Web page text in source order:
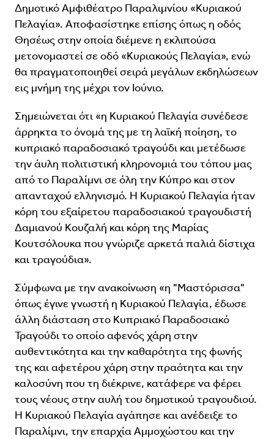
Δημοτικό Αμφιθέατρο Παραλιμνίου «Κυριακού
Πελαγία». Αποφασίστηκε επίσης όπως η οδός
Θησέως στην οποία διέμενε η εκλιπούσα
μετονομαστεί σε οδό «Κυριακούς Πελαγία», ενώ
θα πραγματοποιηθεί σειρά μεγάλων εκδηλώσεων
εις μνήμη της μέχρι τον Ιούνιο.
Σημειώνεται ότι «η Κυριακού Πελαγία συνέδεσε
άρρηκτα το όνομά της με τη λαϊκή ποίηση, το
κυπριακό παραδοσιακό τραγούδι και μετέδωσε
την άυλη πολιτιστική κληρονομιά του τόπου μας
από το Παραλίμνι σε όλη την Κύπρο και στον
απανταχού ελληνισμό. Η Κυριακού Πελαγία ήταν
κόρη του εξαίρετου παραδοσιακού τραγουδιστή
Δαμιανού Κουζαλή και κόρη της Μαρίας
Κουτσόλουκα που γνώριζε αρκετά παλιά δίστιχα
και τραγούδια».
Σύμφωνα με την ανακοίνωση «η "Μαστόρισσα"
όπως έγινε γνωστή η Κυριακού Πελαγία, έδωσε
άλλη διάσταση στο Κυπριακό Παραδοσιακό
Τραγούδι το οποίο αφενός χάρη στην
αυθεντικότητα και την καθαρότητα της φωνής
της και αφετέρου χάρη στην πραότητα και την
καλοσύνη που τη διέκρινε, κατάφερε να φέρει
τους νέους στην αυλή του δημοτικού τραγουδιού.
Η Κυριακού Πελαγία αγάπησε και ανέδειξε το
Παραλίμνι, την επαρχία Αμμοχώστου και την